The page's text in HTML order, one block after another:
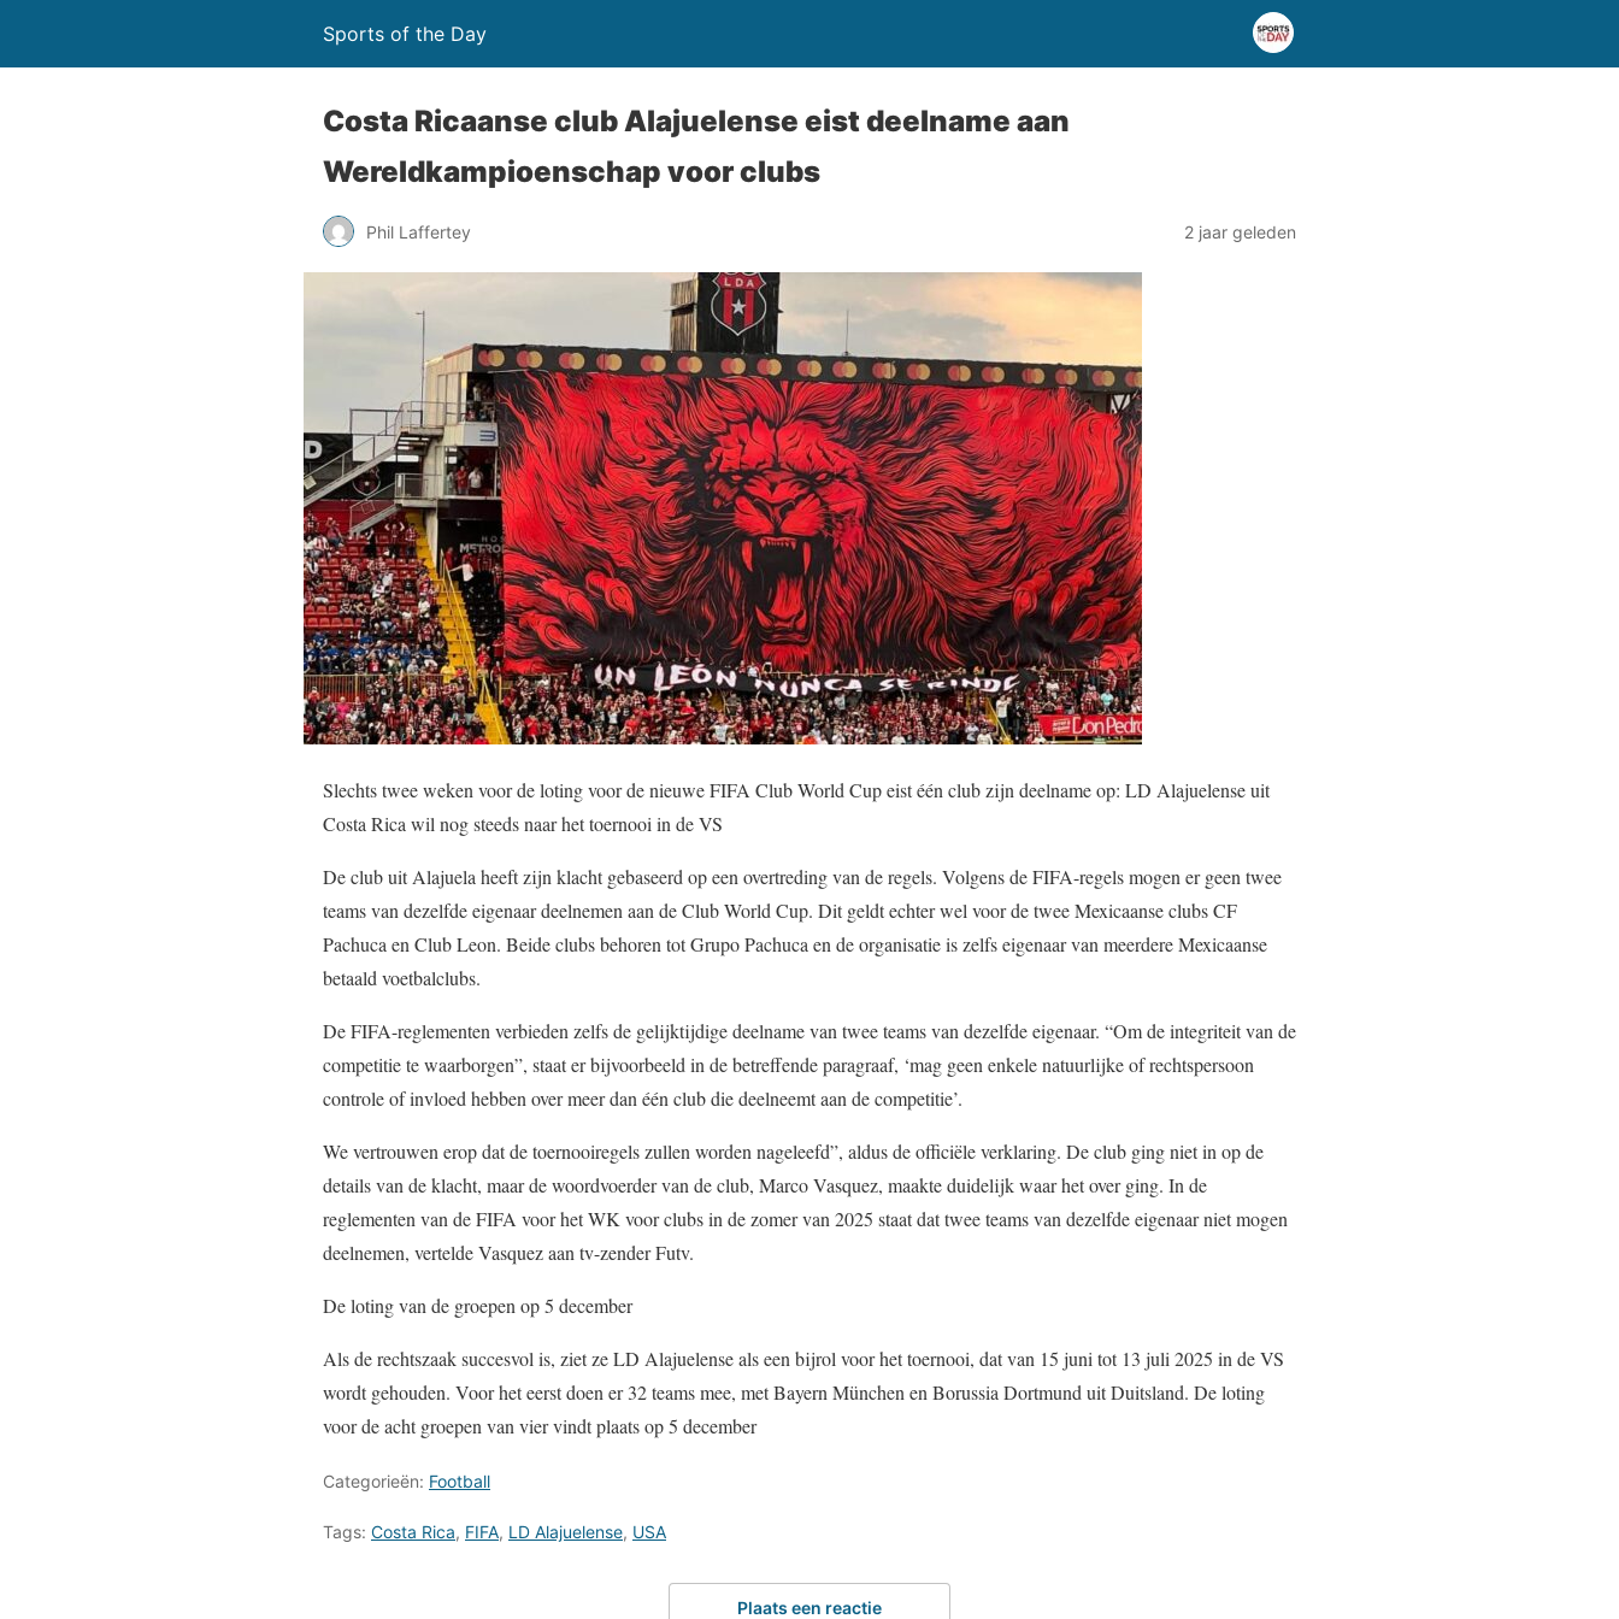
Sports of the Day
Costa Ricaanse club Alajuelense eist deelname aan
Wereldkampioenschap voor clubs
Phil Laffertey 2 jaar geleden
Slechts twee weken voor de loting voor de nieuwe FIFA Club World Cup eist één club zijn deelname op: LD Alajuelense uit
Costa Rica wil nog steeds naar het toernooi in de VS
De club uit Alajuela heeft zijn klacht gebaseerd op een overtreding van de regels. Volgens de FIFA-regels mogen er geen twee
teams van dezelfde eigenaar deelnemen aan de Club World Cup. Dit geldt echter wel voor de twee Mexicaanse clubs CF
Pachuca en Club Leon. Beide clubs behoren tot Grupo Pachuca en de organisatie is zelfs eigenaar van meerdere Mexicaanse
betaald voetbalclubs.
De FIFA-reglementen verbieden zelfs de gelijktijdige deelname van twee teams van dezelfde eigenaar. “Om de integriteit van de
competitie te waarborgen”, staat er bijvoorbeeld in de betreffende paragraaf, ‘mag geen enkele natuurlijke of rechtspersoon
controle of invloed hebben over meer dan één club die deelneemt aan de competitie’.
We vertrouwen erop dat de toernooiregels zullen worden nageleefd”, aldus de officiële verklaring. De club ging niet in op de
details van de klacht, maar de woordvoerder van de club, Marco Vasquez, maakte duidelijk waar het over ging. In de
reglementen van de FIFA voor het WK voor clubs in de zomer van 2025 staat dat twee teams van dezelfde eigenaar niet mogen
deelnemen, vertelde Vasquez aan tv-zender Futv.
De loting van de groepen op 5 december
Als de rechtszaak succesvol is, ziet ze LD Alajuelense als een bijrol voor het toernooi, dat van 15 juni tot 13 juli 2025 in de VS
wordt gehouden. Voor het eerst doen er 32 teams mee, met Bayern München en Borussia Dortmund uit Duitsland. De loting
voor de acht groepen van vier vindt plaats op 5 december
Categorieën: Football
Tags: Costa Rica, FIFA, LD Alajuelense, USA
Plaats een reactie